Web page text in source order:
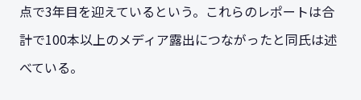
点で3年目を迎えているという。これらのレポートは合
計で100本以上のメディア露出につながったと同氏は述
べている。